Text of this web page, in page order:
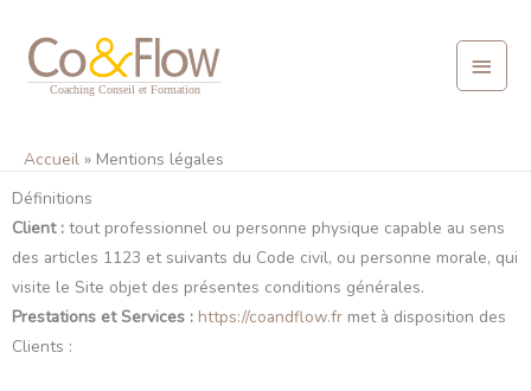
contenu
Menu
Accueil
Mentions légales
Définitions
Client : tout professionnel ou personne physique capable au sens
des articles 1123 et suivants du Code civil, ou personne morale, qui
visite le Site objet des présentes conditions générales.
Prestations et Services : https://coandflow.fr met à disposition des
Clients :